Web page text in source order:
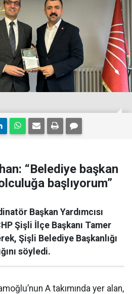
“Belediye başkan
başlıyorum”
Başkan Yardımcısı
Şişli İlçe Başkanı Tamer
Şişli Belediye Başkanlığı
söyledi.
A takımında yer alan,